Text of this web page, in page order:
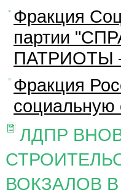
Фракция
партии
ПАТРИОТЫ
Фракция
социальную
ЛДПР
ВОКЗАЛОВ